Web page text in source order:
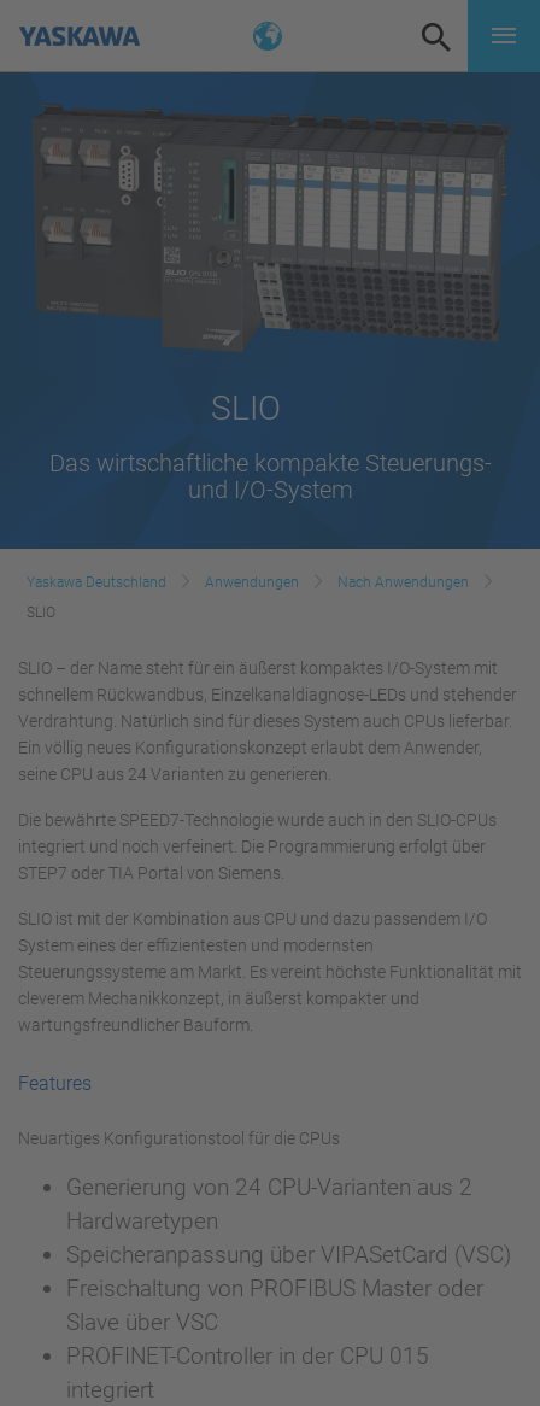
SLIO
Das wirtschaftliche kompakte Steuerungs-
und I/O-System
Yaskawa Deutschland Anwendungen
Nach Anwendungen
SLIO
SLIO – der Name steht für ein äußerst kompaktes I/O-System mit
schnellem Rückwandbus, Einzelkanaldiagnose-LEDs und stehender
Verdrahtung. Natürlich sind für dieses System auch CPUs lieferbar.
Ein völlig neues Konfigurationskonzept erlaubt dem Anwender,
seine CPU aus 24 Varianten zu generieren.
Die bewährte SPEED7-Technologie wurde auch in den SLIO-CPUs
integriert und noch verfeinert. Die Programmierung erfolgt über
STEP7 oder TIA Portal von Siemens.
SLIO ist mit der Kombination aus CPU und dazu passendem I/O
System eines der effizientesten und modernsten
Steuerungssysteme am Markt. Es vereint höchste Funktionalität mit
cleverem Mechanikkonzept, in äußerst kompakter und
wartungsfreundlicher Bauform.
Features
Neuartiges Konfigurationstool für die CPUs
Generierung von 24 CPU-Varianten aus 2
Hardwaretypen
Speicheranpassung über VIPASetCard (VSC)
Freischaltung von PROFIBUS Master oder
Slave über VSC
PROFINET-Controller in der CPU 015
integriert